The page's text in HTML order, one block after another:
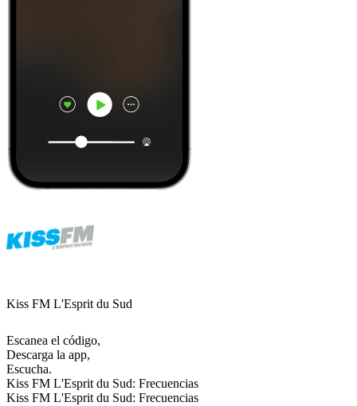
Kiss FM L'Esprit du Sud
Escanea el código,
Descarga la app,
Escucha.
Kiss FM L'Esprit du Sud: Frecuencias
Kiss FM L'Esprit du Sud: Frecuencias